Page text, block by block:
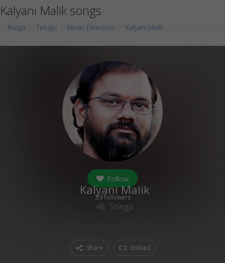
Kalyani Malik songs
Raaga Telugu Music Directors Kalyani Malik
Follow
33followers
Kalyani Malik
48 Songs
Share Embed